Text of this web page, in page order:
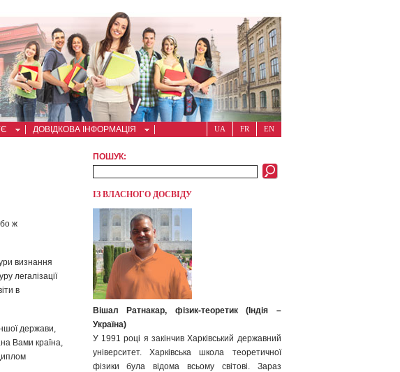
ДОВІДКОВА ІНФОРМАЦІЯ EN
FR
UA
ж
визнання
легалізації
в
держави,
Вами країна,
ПОШУК:
ІЗ ВЛАСНОГО ДОСВІДУ
Вішал Ратнакар, фізик-теоретик (Індія –
Україна)
У 1991 році я закінчив Харківський державний
університет. Харківська школа теоретичної
фізики була відома всьому світові. Зараз